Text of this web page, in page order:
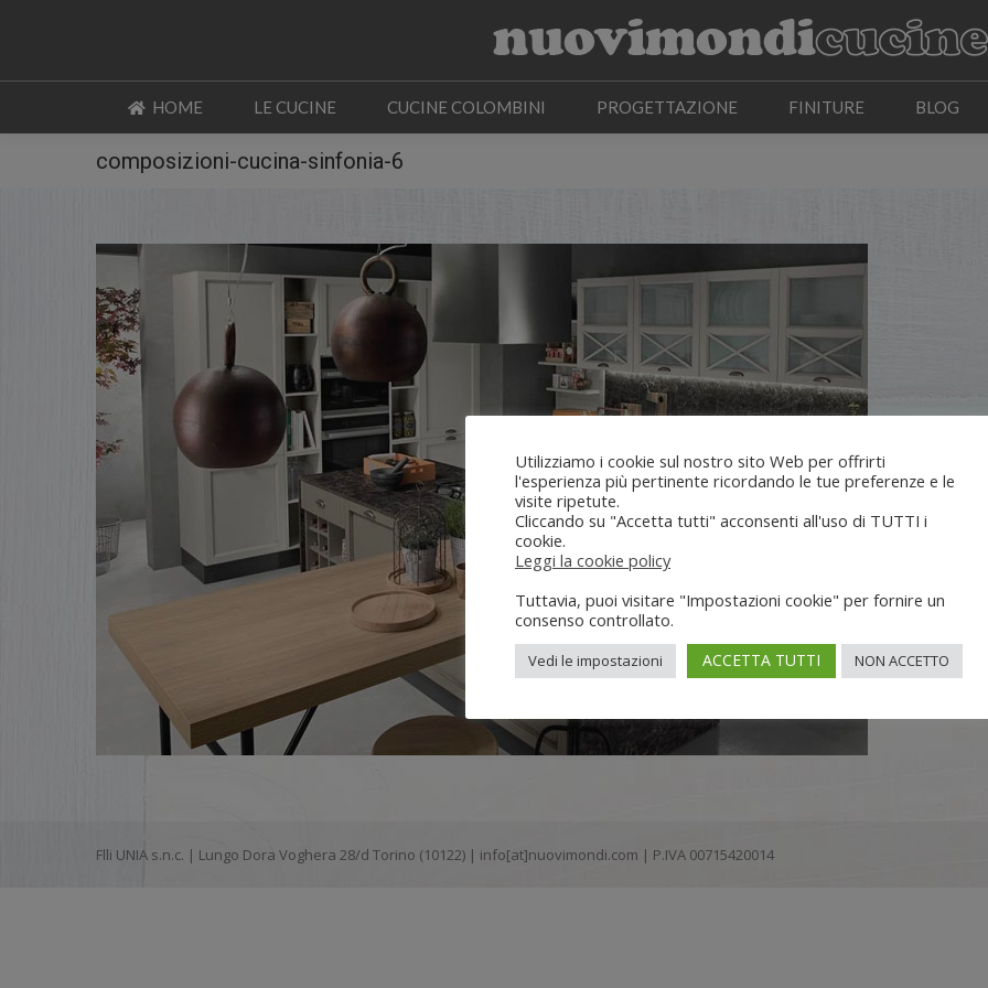
HOME LE CUCINE CUCINE COLOMBINI PROGETTAZIONE FINITURE BLOG
composizioni-cucina-sinfonia-6
Flli UNIA s.n.c. | Lungo Dora Voghera 28/d Torino (10122) | info[at]nuovimondi.com | P.IVA 00715420014
Utilizziamo i cookie sul nostro sito Web per offrirti
l'esperienza più pertinente ricordando le tue preferenze e le
visite ripetute.
Cliccando su "Accetta tutti" acconsenti all'uso di TUTTI i
cookie.
Leggi la cookie policy
Tuttavia, puoi visitare "Impostazioni cookie" per fornire un
consenso controllato.
Vedi le impostazioni ACCETTA TUTTI NON ACCETTO
CUCINE COLOMBINI PROGETTAZIONE FINITURE BLOG